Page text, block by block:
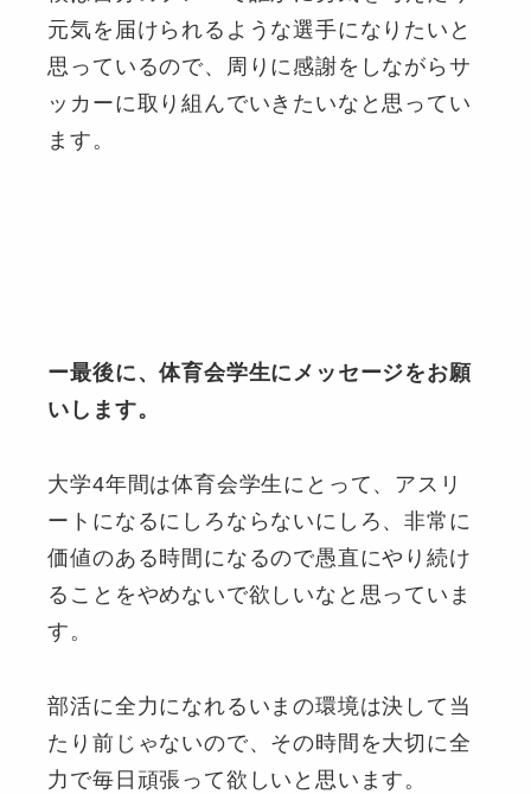
元気を届けられるような選手になりたいと
思っているので、周りに感謝をしながらサ
ッカーに取り組んでいきたいなと思ってい
ます。
ー最後に、体育会学生にメッセージをお願
いします。
大学4年間は体育会学生にとって、アスリ
ートになるにしろならないにしろ、非常に
価値のある時間になるので愚直にやり続け
ることをやめないで欲しいなと思っていま
す。
部活に全力になれるいまの環境は決して当
たり前じゃないので、その時間を大切に全
力で毎日頑張って欲しいと思います。